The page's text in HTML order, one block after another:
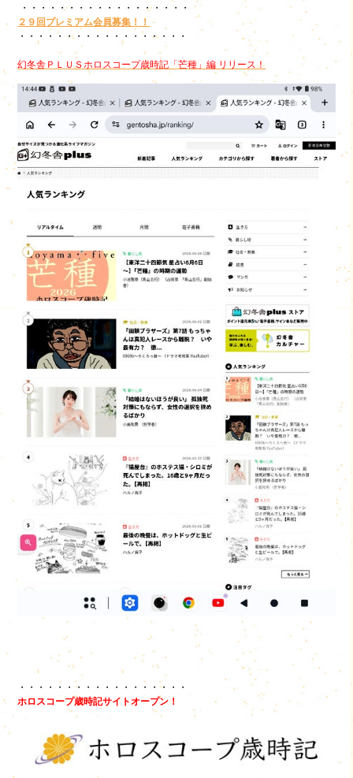
・・・・・・・・・・・・・・・・・・
２９回プレミアム会員募集！！
・・・・・・・・・・・・・・・・・・
幻冬舎ＰＬＵＳホロスコープ歳時記「芒種」編 リリース！
・・・・・・・・・・・・・・・・・・
ホロスコープ歳時記サイトオープン！